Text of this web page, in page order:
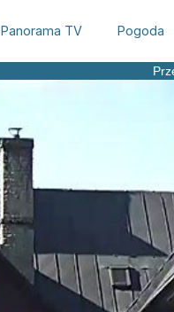
Panorama TV Pogoda